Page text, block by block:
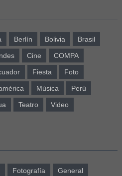
Berlín Bolivia Brasil
Cine COMPA
Fiesta Foto
Música Perú
Teatro Video
Fotografía General